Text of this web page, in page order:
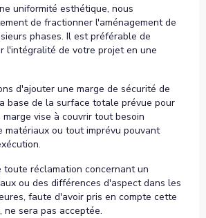
uniformité esthétique, nous
de fractionner l'aménagement de
phases. Il est préférable de
l'intégralité de votre projet en une
d'ajouter une marge de sécurité de
base de la surface totale prévue pour
vise à couvrir tout besoin
matériaux ou tout imprévu pouvant
réclamation concernant un
ou des différences d'aspect dans les
faute d'avoir pris en compte cette
ne sera pas acceptée.